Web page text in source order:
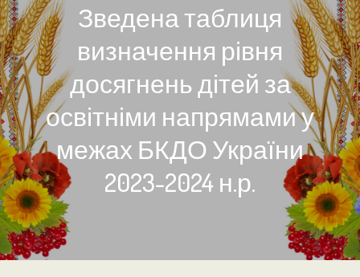
Зведена таблиця
визначення рівня
досягнень дітей за
освітніми напрямами у
межах БКДО України
2023-2024 н.р.